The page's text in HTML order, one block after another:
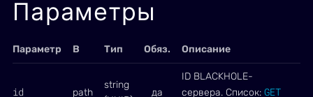
Параметры
Параметр В Тип Обяз. Описание
id path
string
да
ID BLACKHOLE-
сервера. Список: GET